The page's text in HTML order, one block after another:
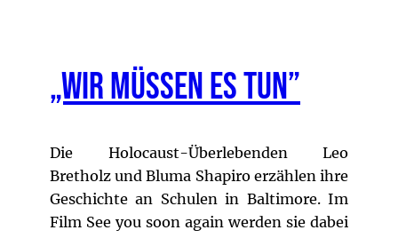
„Wir müssen es tun”
Die Holocaust-Überlebenden Leo
Bretholz und Bluma Shapiro erzählen ihre
Geschichte an Schulen in Baltimore. Im
Film See you soon again werden sie dabei